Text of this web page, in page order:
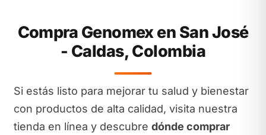
Compra Genomex en San José
- Caldas, Colombia
Si estás listo para mejorar tu salud y bienestar
con productos de alta calidad, visita nuestra
tienda en línea y descubre dónde comprar